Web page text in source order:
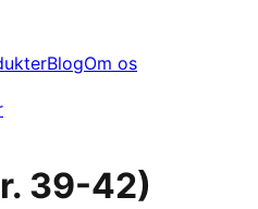
BlogOm os
39-42)